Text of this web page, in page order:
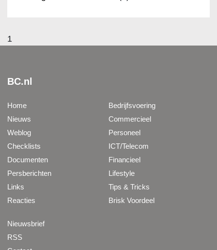
1
BC.nl
Home
Nieuws
Weblog
Checklists
Documenten
Persberichten
Links
Reacties
Bedrijfsvoering
Commercieel
Personeel
ICT/Telecom
Financieel
Lifestyle
Tips & Tricks
Brisk Voordeel
Nieuwsbrief
RSS